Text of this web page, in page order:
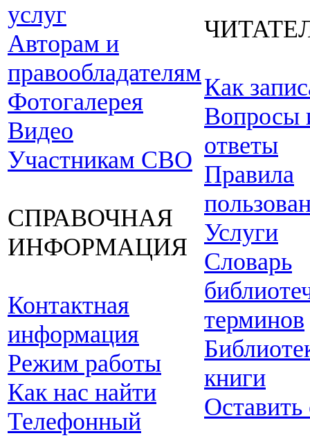
услуг
Авторам и
правообладателям
Фотогалерея
Видео
Участникам СВО
СПРАВОЧНАЯ
ИНФОРМАЦИЯ
Контактная
информация
Режим работы
Как нас найти
Телефонный
Как
Вопросы
ответы
Правила
Услуги
Словарь
терминов
книги
Оставить